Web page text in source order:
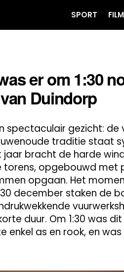
SPORT
er om 1:30
Duindorp
spectaculair gezicht: de
traditie staat
bracht de harde
torens, opgebouwd met
opgaan. Het
december staken de
duur. Om 1:30 was
enkel as en rook, en